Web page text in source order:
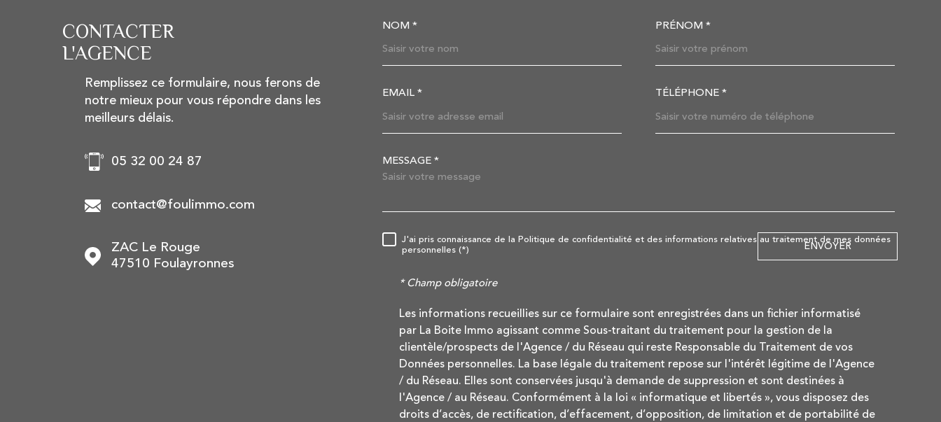
CONTACTER
L'AGENCE
Remplissez ce formulaire, nous ferons de
notre mieux pour vous répondre dans les
meilleurs délais.
05 32 00 24 87
contact@foulimmo.com
ZAC Le Rouge
47510
Foulayronnes
TRAD_MELTEM_VOSCOORDONNEES
NOM * PRÉNOM *
EMAIL * TÉLÉPHONE *
TRAD_MELTEM_VOREDEMANDE
MESSAGE *
RÈGLEMENTATION
J'ai pris connaissance de la Politique de confidentialité et des informations relatives au traitement de mes données
personnelles (*)
* Champ obligatoire
ENVOYER
Les informations recueillies sur ce formulaire sont enregistrées dans un fichier informatisé
par La Boite Immo agissant comme Sous-traitant du traitement pour la gestion de la
clientèle/prospects de l'Agence / du Réseau qui reste Responsable du Traitement de vos
Données personnelles. La base légale du traitement repose sur l'intérêt légitime de l'Agence
/ du Réseau. Elles sont conservées jusqu'à demande de suppression et sont destinées à
l'Agence / au Réseau. Conformément à la loi « informatique et libertés », vous disposez des
droits d’accès, de rectification, d’effacement, d’opposition, de limitation et de portabilité de